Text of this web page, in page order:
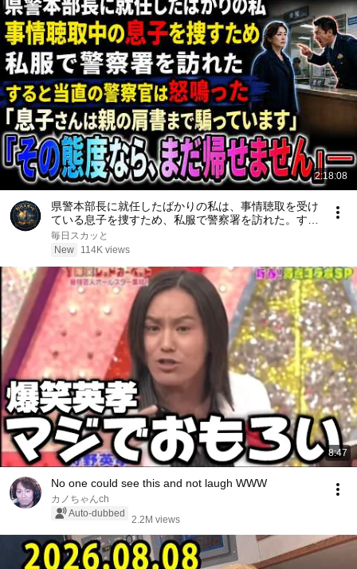
2:18:08
県警本部長に就任したばかりの私は、事情聴取を受け
ている息子を捜すため、私服で警察署を訪れた。する
と当直の警察官は「息子さんは親の肩書まで騙ってい
ます。その態度なら、まだ帰せません」と怒鳴った
毎日スカッと
New
114K views
8:47
No one could see this and not laugh WWW
カノちゃんch
Auto-dubbed
2.2M views